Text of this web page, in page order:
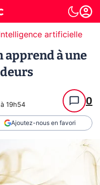
Intelligence artificielle
apprend à une
19h54 0
Ajoutez-nous en favori